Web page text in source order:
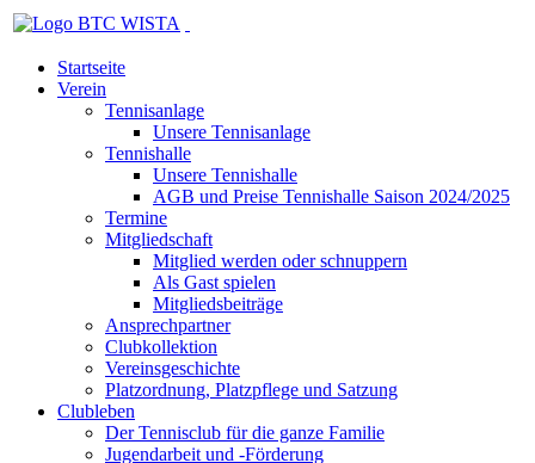
Startseite
Verein
Tennisanlage
Unsere Tennisanlage
Tennishalle
Unsere Tennishalle
AGB und Preise Tennishalle Saison 2024/2025
Termine
Mitgliedschaft
Mitglied werden oder schnuppern
Als Gast spielen
Mitgliedsbeiträge
Ansprechpartner
Clubkollektion
Vereinsgeschichte
Platzordnung, Platzpflege und Satzung
Clubleben
Der Tennisclub für die ganze Familie
Jugendarbeit und -Förderung